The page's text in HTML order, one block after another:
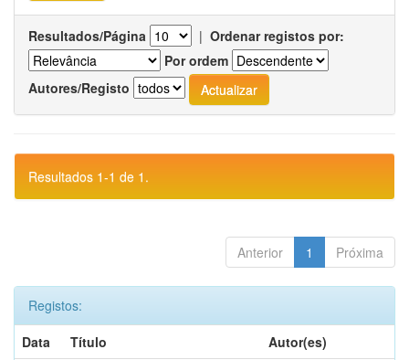
Resultados/Página | Ordenar registos por:
Por ordem
Autores/Registo
Resultados 1-1 de 1.
Anterior 1 Próxima
Registos:
Data
Título
Autor(es)